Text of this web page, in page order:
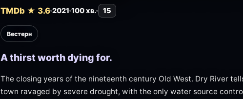
TMDb ★ 3.6 2021 100 хв. 15
Вестерн
A thirst worth dying for.
The closing years of the nineteenth century Old West. Dry River
town ravaged by severe drought, with the only water source